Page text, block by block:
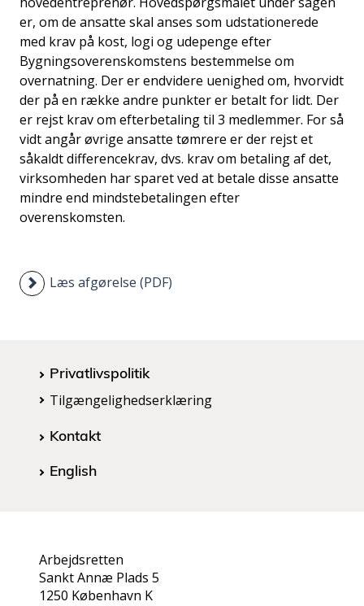
er, om de ansatte skal anses som udstationerede
med krav på kost, logi og udepenge efter
Bygningsoverenskomstens bestemmelse om
overnatning. Der er endvidere uenighed om, hvorvidt
der på en række andre punkter er betalt for lidt. Der
er rejst krav om efterbetaling til 3 medlemmer. For så
vidt angår øvrige ansatte tømrere er der rejst et
såkaldt differencekrav, dvs. krav om betaling af det,
virksomheden har sparet ved at betale disse ansatte
mindre end mindstebetalingen efter
overenskomsten.
Læs afgørelse (PDF)
Privatlivspolitik
Tilgængelighedserklæring
Kontakt
English
Arbejdsretten
Sankt Annæ Plads 5
1250 København K